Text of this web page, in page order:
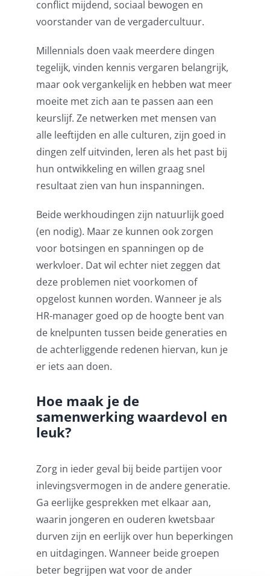
conflict mijdend, sociaal bewogen en
voorstander van de vergadercultuur.
Millennials doen vaak meerdere dingen
tegelijk, vinden kennis vergaren belangrijk,
maar ook vergankelijk en hebben wat meer
moeite met zich aan te passen aan een
keurslijf. Ze netwerken met mensen van
alle leeftijden en alle culturen, zijn goed in
dingen zelf uitvinden, leren als het past bij
hun ontwikkeling en willen graag snel
resultaat zien van hun inspanningen.
Beide werkhoudingen zijn natuurlijk goed
(en nodig). Maar ze kunnen ook zorgen
voor botsingen en spanningen op de
werkvloer. Dat wil echter niet zeggen dat
deze problemen niet voorkomen of
opgelost kunnen worden. Wanneer je als
HR-manager goed op de hoogte bent van
de knelpunten tussen beide generaties en
de achterliggende redenen hiervan, kun je
er iets aan doen.
Hoe maak je de
samenwerking waardevol en
leuk?
Zorg in ieder geval bij beide partijen voor
inlevingsvermogen in de andere generatie.
Ga eerlijke gesprekken met elkaar aan,
waarin jongeren en ouderen kwetsbaar
durven zijn en eerlijk over hun beperkingen
en uitdagingen. Wanneer beide groepen
beter begrijpen wat voor de ander